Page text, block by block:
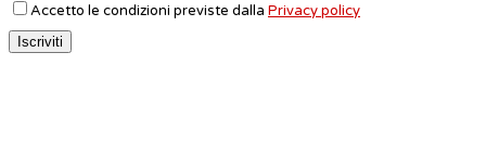
Accetto le condizioni previste dalla Privacy policy